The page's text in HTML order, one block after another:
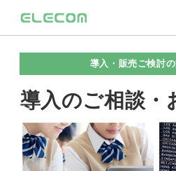
導入・販売ご検討
導入のご相談・